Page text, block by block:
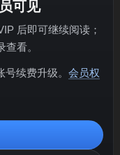
可见
后即可继续阅读；
看。
续费升级。 会员权